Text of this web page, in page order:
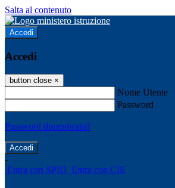
Salta al contenuto
Accedi
Accedi
button close ×
Nome Utente
Password
Password dimenticata?
-
Entra con SPID Entra con CIE